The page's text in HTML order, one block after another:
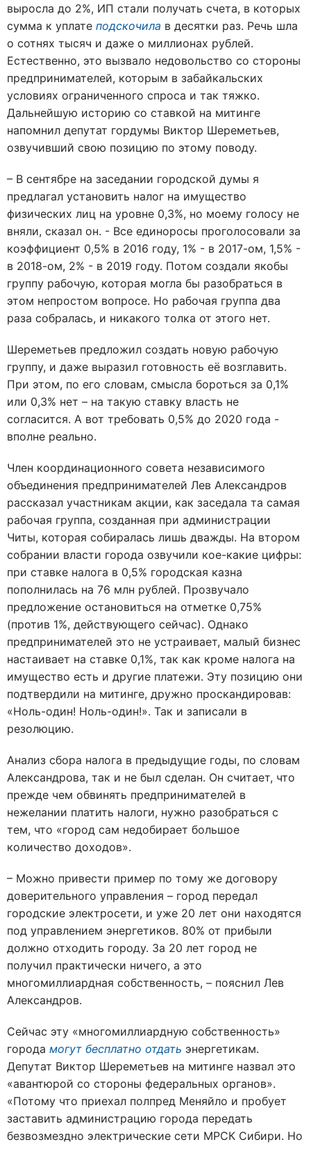
выросла до 2%, ИП стали получать счета, в которых
сумма к уплате подскочила в десятки раз. Речь шла
о сотнях тысяч и даже о миллионах рублей.
Естественно, это вызвало недовольство со стороны
предпринимателей, которым в забайкальских
условиях ограниченного спроса и так тяжко.
Дальнейшую историю со ставкой на митинге
напомнил депутат гордумы Виктор Шереметьев,
озвучивший свою позицию по этому поводу.
– В сентябре на заседании городской думы я
предлагал установить налог на имущество
физических лиц на уровне 0,3%, но моему голосу не
вняли, сказал он. - Все единоросы проголосовали за
коэффициент 0,5% в 2016 году, 1% - в 2017-ом, 1,5% -
в 2018-ом, 2% - в 2019 году. Потом создали якобы
группу рабочую, которая могла бы разобраться в
этом непростом вопросе. Но рабочая группа два
раза собралась, и никакого толка от этого нет.
Шереметьев предложил создать новую рабочую
группу, и даже выразил готовность её возглавить.
При этом, по его словам, смысла бороться за 0,1%
или 0,3% нет – на такую ставку власть не
согласится. А вот требовать 0,5% до 2020 года -
вполне реально.
Член координационного совета независимого
объединения предпринимателей Лев Александров
рассказал участникам акции, как заседала та самая
рабочая группа, созданная при администрации
Читы, которая собиралась лишь дважды. На втором
собрании власти города озвучили кое-какие цифры:
при ставке налога в 0,5% городская казна
пополнилась на 76 млн рублей. Прозвучало
предложение остановиться на отметке 0,75%
(против 1%, действующего сейчас). Однако
предпринимателей это не устраивает, малый бизнес
настаивает на ставке 0,1%, так как кроме налога на
имущество есть и другие платежи. Эту позицию они
подтвердили на митинге, дружно проскандировав:
«Ноль-один! Ноль-один!». Так и записали в
резолюцию.
Анализ сбора налога в предыдущие годы, по словам
Александрова, так и не был сделан. Он считает, что
прежде чем обвинять предпринимателей в
нежелании платить налоги, нужно разобраться с
тем, что «город сам недобирает большое
количество доходов».
– Можно привести пример по тому же договору
доверительного управления – город передал
городские электросети, и уже 20 лет они находятся
под управлением энергетиков. 80% от прибыли
должно отходить городу. За 20 лет город не
получил практически ничего, а это
многомиллиардная собственность, – пояснил Лев
Александров.
Сейчас эту «многомиллиардную собственность»
города могут бесплатно отдать энергетикам.
Депутат Виктор Шереметьев на митинге назвал это
«авантюрой со стороны федеральных органов».
«Потому что приехал полпред Меняйло и пробует
заставить администрацию города передать
безвозмездно электрические сети МРСК Сибири. Но